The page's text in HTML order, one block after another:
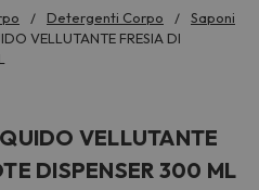
Detergenti Corpo
Saponi
VELLUTANTE FRESIA DI
VELLUTANTE
DISPENSER 300 ML